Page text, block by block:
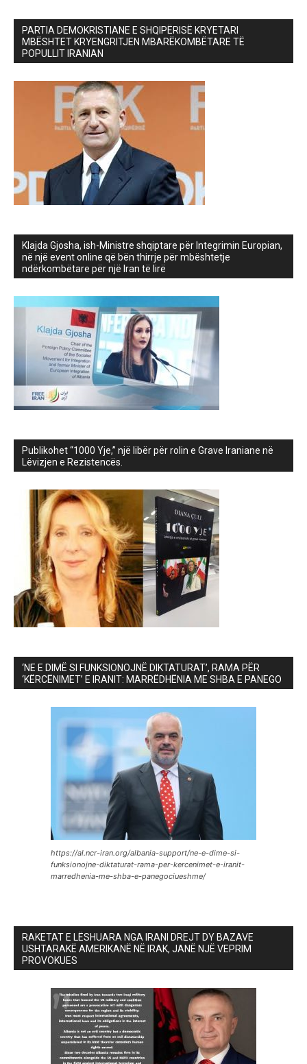
PARTIA DEMOKRISTIANE E SHQIPËRISË KRYETARI
MBËSHTET KRYENGRITJEN MBARËKOMBËTARE TË
POPULLIT IRANIAN
Klajda Gjosha, ish-Ministre shqiptare për Integrimin Europian,
në një event online që bën thirrje për mbështetje
ndërkombëtare për një Iran të lirë
Publikohet “1000 Yje,” një libër për rolin e Grave Iraniane në
Lëvizjen e Rezistencës.
‘NE E DIMË SI FUNKSIONOJNË DIKTATURAT’, RAMA PËR
‘KËRCËNIMET’ E IRANIT: MARRËDHËNIA ME SHBA E PANEGO
https://al.ncr-iran.org/albania-support/ne-e-dime-si-
funksionojne-diktaturat-rama-per-kercenimet-e-iranit-
marredhenia-me-shba-e-panegociueshme/
RAKETAT E LËSHUARA NGA IRANI DREJT DY BAZAVE
USHTARAKË AMERIKANË NË IRAK, JANË NJË VEPRIM
PROVOKUES